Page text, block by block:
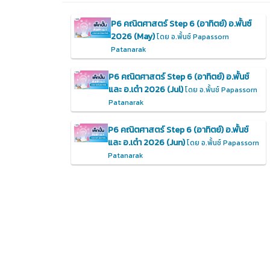
P6 คณิตศาสตร์ Step 6 (อาทิตย์) อ.พั้นซ์
2026 (May)โดย อ.พั้นช์ Papassorn
Patanarak
P6 คณิตศาสตร์ Step 6 (อาทิตย์) อ.พั้นช์
และ อ.เต๋า 2026 (Jul)โดย อ.พั้นช์ Papassorn
Patanarak
P6 คณิตศาสตร์ Step 6 (อาทิตย์) อ.พั้นช์
และ อ.เต๋า 2026 (Jun)โดย อ.พั้นช์ Papassorn
Patanarak